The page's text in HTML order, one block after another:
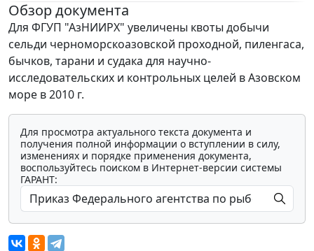
Обзор документа
Для ФГУП "АзНИИРХ" увеличены квоты добычи
сельди черноморскоазовской проходной, пиленгаса,
бычков, тарани и судака для научно-
исследовательских и контрольных целей в Азовском
море в 2010 г.
Для просмотра актуального текста документа и
получения полной информации о вступлении в силу,
изменениях и порядке применения документа,
воспользуйтесь поиском в Интернет-версии системы
ГАРАНТ: